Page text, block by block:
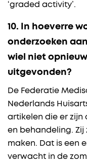
‘graded activity’.
10. In hoeverre
onderzoeken
wiel niet
uitgevonden?
De Federatie
Nederlands
artikelen die er
en behandeling. Zij
maken. Dat is een
verwacht in de